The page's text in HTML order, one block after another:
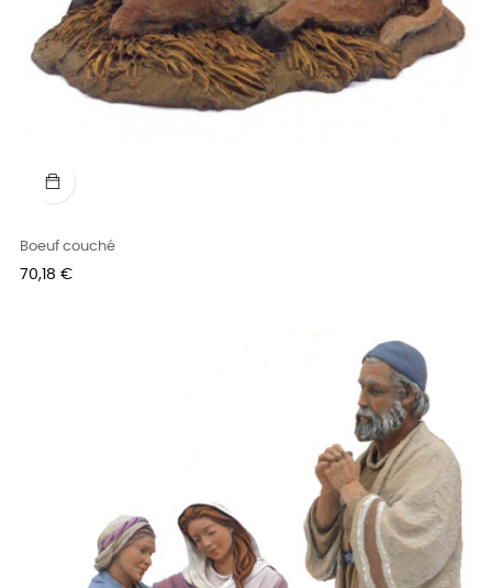
Boeuf couché
Prix
70,18 €